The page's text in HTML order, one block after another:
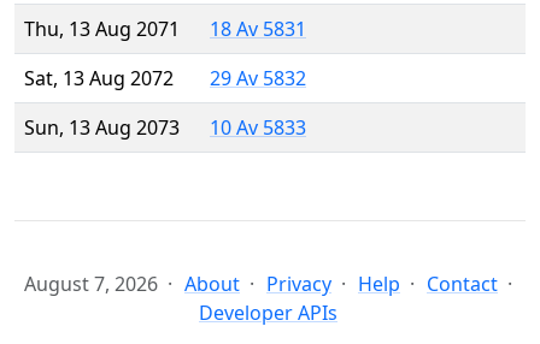
Thu, 13 Aug 2071
18 Av 5831
Sat, 13 Aug 2072
29 Av 5832
Sun, 13 Aug 2073
10 Av 5833
August 7, 2026 About Privacy Help
Contact
Developer APIs